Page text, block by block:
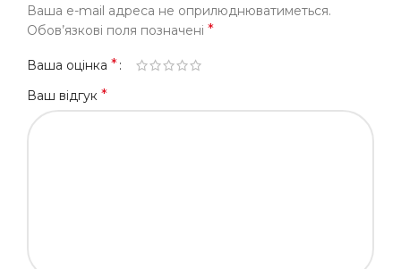
Ваша e-mail адреса не оприлюднюватиметься.
Обов’язкові поля позначені *
Ваша оцінка *
Ваш відгук *